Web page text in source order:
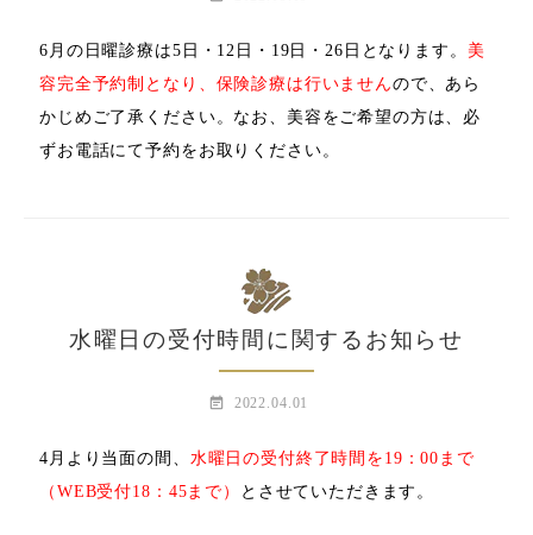
6月の日曜診療は5日・12日・19日・26日となります。 美
容完全予約制となり、保険診療は行いませんので、あら
かじめご了承ください。なお、美容をご希望の方は、 必
ずお電話にて予約をお取りください。
水曜日の受付時間に関するお知らせ
event_note 2022.04.01
4月より当面の間、 水曜日の受付終了時間を19：00まで
（WEB受付18：45まで）
とさせていただきます。